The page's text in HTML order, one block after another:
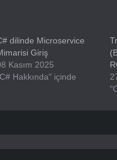
dilinde Microservice
Giriş
Kasım 2025
Hakkında" içinde